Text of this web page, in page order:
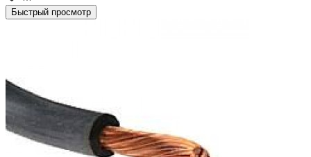
Быстрый просмотр